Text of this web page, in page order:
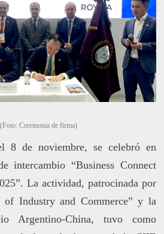
(Foto: Ceremonia de firma)
8 de noviembre, se celebró en
intercambio “Business Connect
La actividad, patrocinada por
of Industry and Commerce” y la
Argentino-China, tuvo como